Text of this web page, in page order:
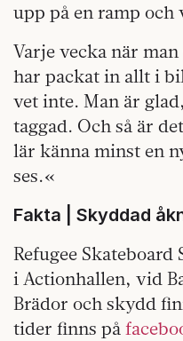
upp på en ramp och
Varje vecka när
har packat in allt i
vet inte. Man är
taggad. Och så är
lär känna minst en
ses.«
Fakta | Skyddad
Refugee
i Actionhallen, vid
Brädor och skydd
tider finns på